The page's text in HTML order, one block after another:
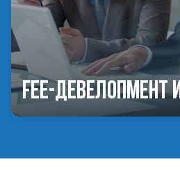
Fee-девелопмент